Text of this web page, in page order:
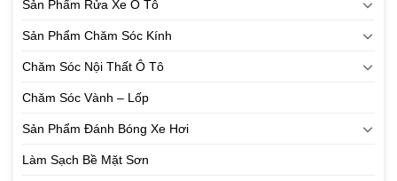
Sản Phẩm Rửa Xe Ô Tô
Sản Phẩm Chăm Sóc Kính
Chăm Sóc Nội Thất Ô Tô
Chăm Sóc Vành – Lốp
Sản Phẩm Đánh Bóng Xe Hơi
Làm Sạch Bề Mặt Sơn